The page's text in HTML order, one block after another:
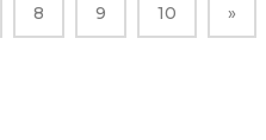
8 9 10 »